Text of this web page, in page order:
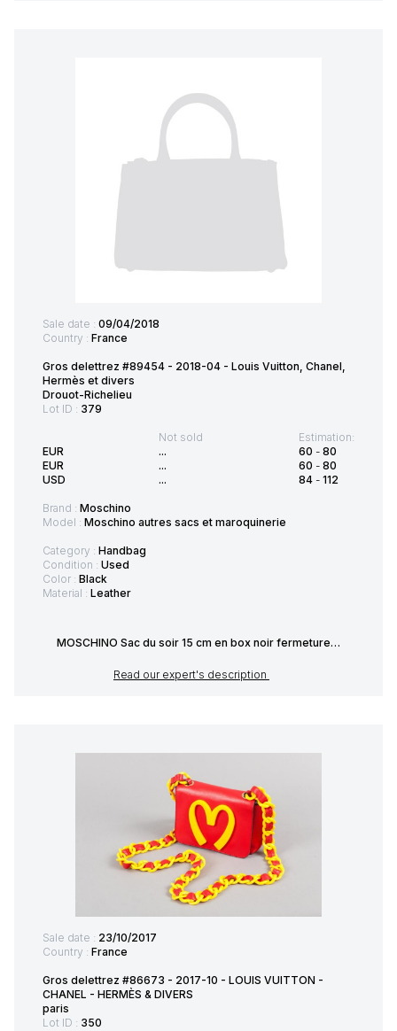
Sale date : 09/04/2018
Country : France
Gros delettrez #89454 - 2018-04 - Louis Vuitton, Chanel,
Hermès et divers
Drouot-Richelieu
Lot ID : 379
EUR
EUR
USD
Not sold
...
...
...
Estimation:
60 - 80
60 - 80
84 - 112
Brand : Moschino
Model : Moschino autres sacs et maroquinerie
Category : Handbag
Condition : Used
Color : Black
Material : Leather
MOSCHINO Sac du soir 15 cm en box noir fermeture…
Read our expert's description
Sale date : 23/10/2017
Country : France
Gros delettrez #86673 - 2017-10 - LOUIS VUITTON -
CHANEL - HERMÈS & DIVERS
paris
Lot ID : 350